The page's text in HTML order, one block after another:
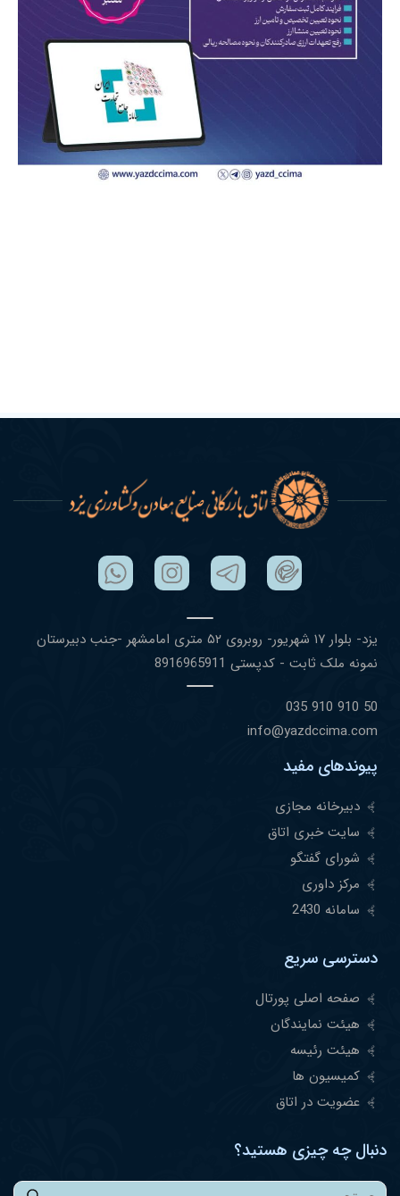
یزد- بلوار ١٧ شهریور- روبروی ۵٢ متری امامشهر -جنب دبیرستان
نمونه ملک ثابت - کدپستی 8916965911
50 910 910 035
info@yazdccima.com
پیوندهای مفید
دبیرخانه مجازی
سایت خبری اتاق
شورای گفتگو
مرکز داوری
سامانه 2430
دسترسی سریع
صفحه اصلی پورتال
هیئت نمایندگان
هیئت رئیسه
کمیسیون ها
عضویت در اتاق
دنبال چه چیزی هستید؟